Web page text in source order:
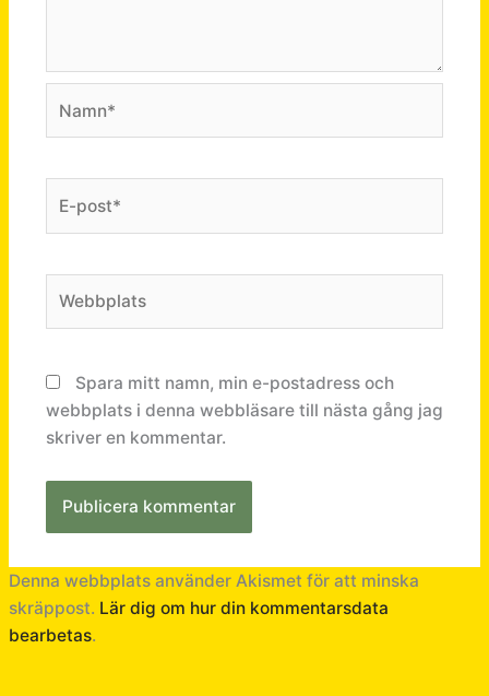
post*
Spara mitt namn, min e-postadress och
webbplats i denna webbläsare till nästa gång jag
skriver en kommentar.
Denna webbplats använder Akismet för att minska
skräppost. Lär dig om hur din kommentarsdata
bearbetas.